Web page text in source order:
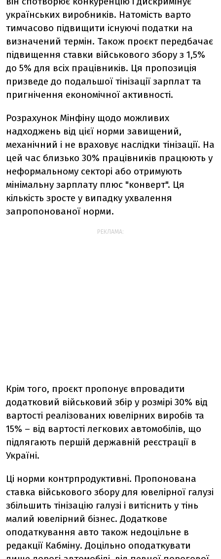
українських виробників. Натомість варто
тимчасово підвищити існуючі податки на
визначений термін. Також проєкт передбачає
підвищення ставки військового збору з 1,5%
до 5% для всіх працівників. Ця пропозиція
призведе до подальшої тінізації зарплат та
пригнічення економічної активності.
Розрахунок Мінфіну щодо можливих
надходжень від цієї норми завищений,
механічний і не враховує наслідки тінізації. На
цей час близько 30% працівників працюють у
неформальному секторі або отримують
мінімальну зарплату плюс "конверт". Ця
кількість зросте у випадку ухвалення
запропонованої норми.
РЕКЛАМА:
Крім того, проєкт пропонує впровадити
додатковий військовий збір у розмірі 30% від
вартості реалізованих ювелірних виробів та
15% – від вартості легкових автомобілів, що
підлягають першій державній реєстрації в
Україні.
Ці норми контрпродуктивні. Пропонована
ставка військового збору для ювелірної галузі
збільшить тінізацію галузі і витіснить у тінь
малий ювелірний бізнес. Додаткове
оподаткування авто також недоцільне в
редакції Кабміну. Доцільно оподаткувати